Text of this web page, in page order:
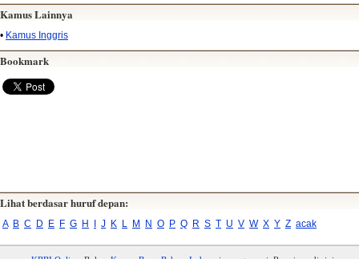
Kamus Lainnya
• Kamus Inggris
Bookmark
Lihat berdasar huruf depan:
A B C D E F G H I J K L M N O P Q R S T U V W X Y Z acak